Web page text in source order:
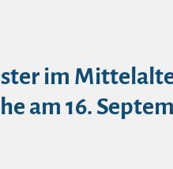
im
am 16.